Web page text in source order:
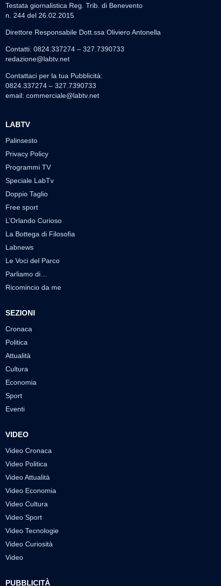
Testata giornalistica Reg. Trib. di Benevento
n. 244 del 26.02.2015
Direttore Responsabile Dott.ssa Oliviero Antonella
Contatti: 0824.337274 – 327.7390733
redazione@labtv.net
Contattaci per la tua Pubblicità:
0824.337274 – 327.7390733
email: commerciale@labtv.net
LABTV
Palinsesto
Privacy Policy
Programmi TV
Speciale LabTv
Doppio Taglio
Free sport
L’Orlando Curioso
La Bottega di Filosofia
Labnews
Le Voci del Parco
Parliamo di…
Ricomincio da me
SEZIONI
Cronaca
Politica
Attualità
Cultura
Economia
Sport
Eventi
VIDEO
Video Cronaca
Video Politica
Video Attualità
Video Economia
Video Cultura
Video Sport
Video Tecnologie
Video Curiosità
Video
PUBBLICITÀ